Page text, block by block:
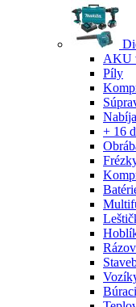
AKU
Píly
+ 16